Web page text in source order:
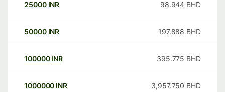
25000 INR 98.944 BHD
50000 INR 197.888 BHD
100000 INR 395.775 BHD
1000000 INR 3,957.750 BHD